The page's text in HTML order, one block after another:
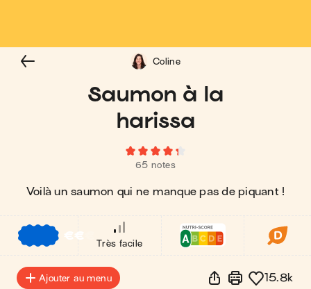
Saumon à la
harissa
65 notes
Voilà un saumon qui ne manque pas de piquant !
Coline
€€
Très facile
Ajouter au menu 15.8k